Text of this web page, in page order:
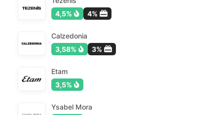
4,5%
4%
Calzedonia
3,58%
3%
Etam
3,5%
Ysabel Mora